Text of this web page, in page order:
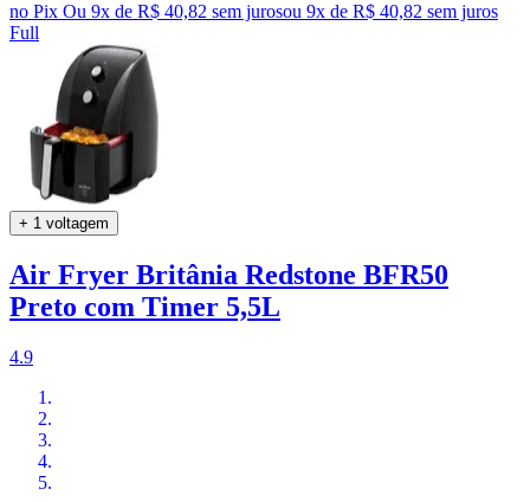
no Pix Ou 9x de R$ 40,82 sem jurosou 9x de R$ 40,82 sem juros
Full
+ 1 voltagem
Air Fryer Britânia Redstone BFR50
Preto com Timer 5,5L
4.9